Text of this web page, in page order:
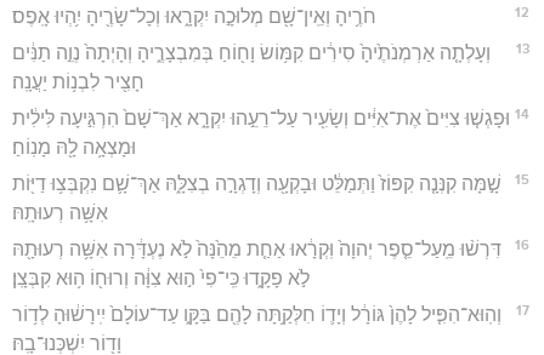
12 חֹרֶ֥יהָ וְאֵֽין־שָׁ֖ם מְלוּכָ֣ה יִקְרָ֑אוּ וְכָל־שָׂרֶ֖יהָ יִ֥הְיוּ אָֽפֶס׃
13
וְעָלְתָ֤ה אַרְמְנֹתֶ֙יהָ֙ סִירִ֔ים קִמּ֥וֹשׂ וָח֖וֹחַ בְּמִבְצָרֶ֑יהָ וְהָיְתָה֙ נְוֵ֣ה תַנִּ֔ים
חָצִ֖יר לִבְנ֥וֹת יַעֲנָֽה׃
14 וּפָגְשׁ֤וּ צִיִּים֙ אֶת־אִיִּ֔ים וְשָׂעִ֖יר עַל־רֵעֵ֣הוּ יִקְרָ֑א אַךְ־שָׁם֙ הִרְגִּ֣יעָה לִּילִ֔ית
וּמָצְאָ֥ה לָ֖הּ מָנֽוֹחַ׃
15
שָׁ֣מָּה קִנְּנָ֤ה קִפּוֹז֙ וַתְּמַלֵּ֔ט וּבָקְעָ֖ה וְדָגְרָ֣ה בְצִלָּ֑הּ אַךְ־שָׁ֛ם נִקְבְּצ֥וּ דַיּ֖וֹת
אִשָּׁ֥ה רְעוּתָֽהּ׃
16
דִּרְשׁ֨וּ מֵֽעַל־סֵ֤פֶר יְהוָה֙ וּֽקְרָ֔אוּ אַחַ֤ת מֵהֵ֙נָּה֙ לֹ֣א נֶעְדָּ֔רָה אִשָּׁ֥ה רְעוּתָ֖הּ
לֹ֣א פָקָ֑דוּ כִּֽי־פִי֙ ה֣וּא צִוָּ֔ה וְרוּח֖וֹ ה֥וּא קִבְּצָֽן׃
17
וְהֽוּא־הִפִּ֤יל לָהֶן֙ גּוֹרָ֔ל וְיָד֛וֹ חִלְּקַ֥תָּה לָהֶ֖ם בַּקָּ֑ו עַד־עוֹלָם֙ יִֽירָשׁ֔וּהָ לְד֥וֹר
וָד֖וֹר יִשְׁכְּנוּ־בָֽהּ׃